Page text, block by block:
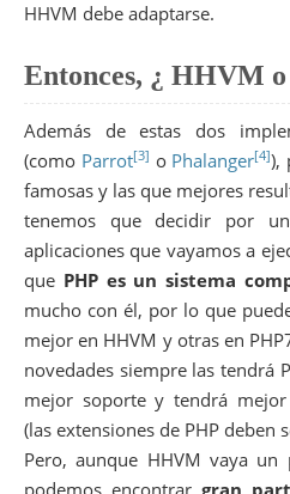
HHVM debe adaptarse.
Entonces, ¿ HHVM
Además de estas dos
(como Parrot[3] o Phalanger[4]),
famosas y las que mejores
tenemos que decidir por
aplicaciones que vayamos a
que PHP es un sistema
mucho con él, por lo que
mejor en HHVM y otras en
novedades siempre las tendrá
mejor soporte y tendrá
(las extensiones de PHP deben
Pero, aunque HHVM vaya un
podemos encontrargran